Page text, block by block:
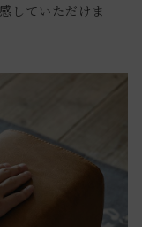
していただけま